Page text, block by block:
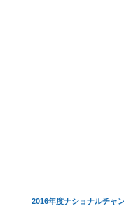
2016年度ナショナルチャ